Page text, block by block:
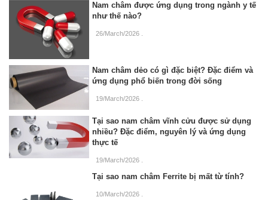
Nam châm được ứng dụng trong ngành y tế
như thế nào?
26/March/2026 .
Nam châm dẻo có gì đặc biệt? Đặc điểm và
ứng dụng phổ biến trong đời sống
19/March/2026 .
Tại sao nam châm vĩnh cửu được sử dụng
nhiều? Đặc điểm, nguyên lý và ứng dụng
thực tế
19/March/2026 .
Tại sao nam châm Ferrite bị mất từ tính?
10/March/2026 .